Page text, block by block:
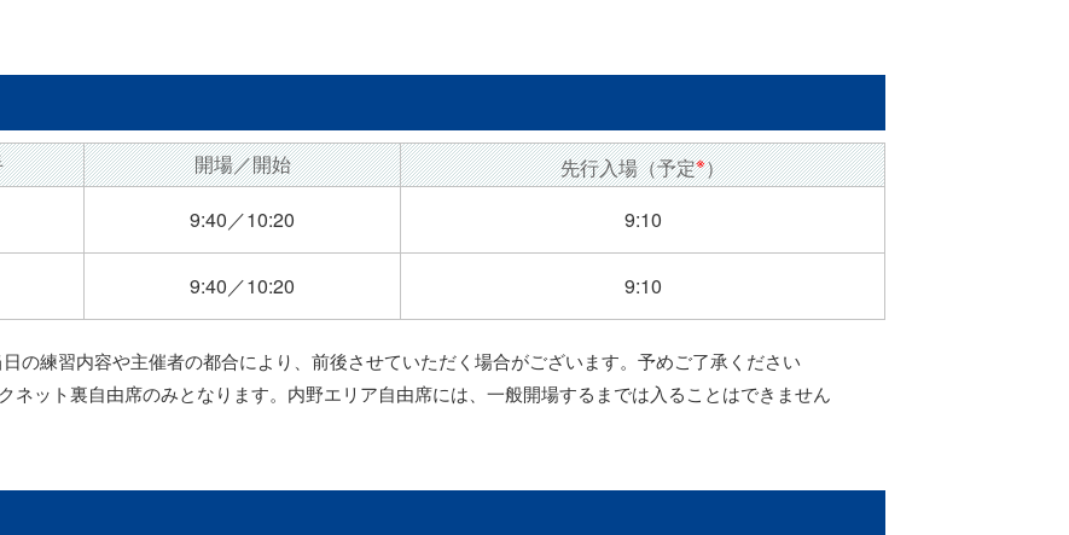
開場／開始 先行入場（予定※）
9:40／10:20 9:10
9:40／10:20 9:10
の練習内容や主催者の都合により、前後させていただく場合がございます。予めご了承ください
ネット裏自由席のみとなります。内野エリア自由席には、一般開場するまでは入ることはできません